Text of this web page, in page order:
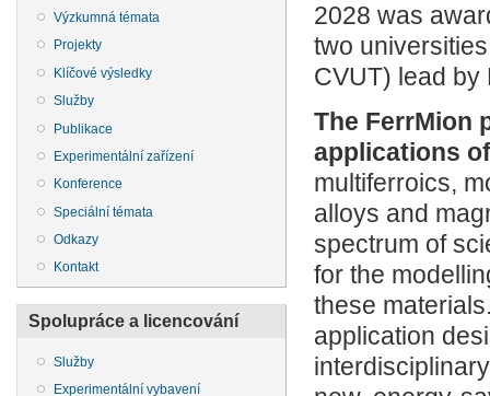
Výzkumná témata
Projekty
Klíčové výsledky
Služby
Publikace
Experimentální zařízení
Konference
Speciální témata
Odkazy
Kontakt
Spolupráce a licencování
Služby
Experimentální vybavení
2028 was
two
CVUT) lead by
The FerrMion
applications
multiferroics,
alloys and
spectrum of
for the
these
application